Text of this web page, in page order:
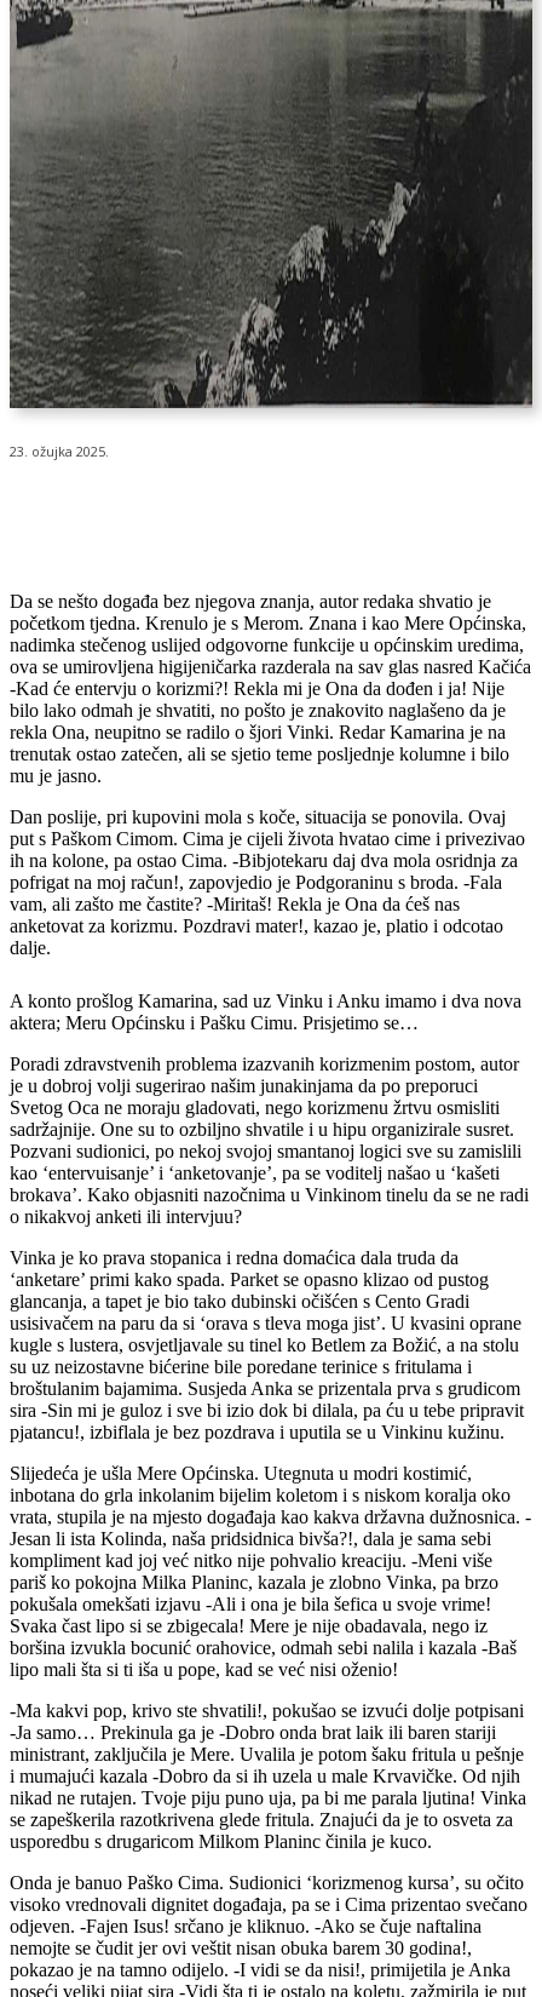
23. ožujka 2025.
Da se nešto događa bez njegova znanja, autor redaka shvatio je
početkom tjedna. Krenulo je s Merom. Znana i kao Mere Općinska,
nadimka stečenog uslijed odgovorne funkcije u općinskim uredima,
ova se umirovljena higijeničarka razderala na sav glas nasred Kačića
-Kad će entervju o korizmi?! Rekla mi je Ona da dođen i ja! Nije
bilo lako odmah je shvatiti, no pošto je znakovito naglašeno da je
rekla Ona, neupitno se radilo o šjori Vinki. Redar Kamarina je na
trenutak ostao zatečen, ali se sjetio teme posljednje kolumne i bilo
mu je jasno.
Dan poslije, pri kupovini mola s koče, situacija se ponovila. Ovaj
put s Paškom Cimom. Cima je cijeli života hvatao cime i privezivao
ih na kolone, pa ostao Cima. -Bibjotekaru daj dva mola osridnja za
pofrigat na moj račun!, zapovjedio je Podgoraninu s broda. -Fala
vam, ali zašto me častite? -Miritaš! Rekla je Ona da ćeš nas
anketovat za korizmu. Pozdravi mater!, kazao je, platio i odcotao
dalje.
A konto prošlog Kamarina, sad uz Vinku i Anku imamo i dva nova
aktera; Meru Općinsku i Pašku Cimu. Prisjetimo se…
Poradi zdravstvenih problema izazvanih korizmenim postom, autor
je u dobroj volji sugerirao našim junakinjama da po preporuci
Svetog Oca ne moraju gladovati, nego korizmenu žrtvu osmisliti
sadržajnije. One su to ozbiljno shvatile i u hipu organizirale susret.
Pozvani sudionici, po nekoj svojoj smantanoj logici sve su zamislili
kao ‘entervuisanje’ i ‘anketovanje’, pa se voditelj našao u ‘kašeti
brokava’. Kako objasniti nazočnima u Vinkinom tinelu da se ne radi
o nikakvoj anketi ili intervjuu?
Vinka je ko prava stopanica i redna domaćica dala truda da
‘anketare’ primi kako spada. Parket se opasno klizao od pustog
glancanja, a tapet je bio tako dubinski očišćen s Cento Gradi
usisivačem na paru da si ‘orava s tleva moga jist’. U kvasini oprane
kugle s lustera, osvjetljavale su tinel ko Betlem za Božić, a na stolu
su uz neizostavne bićerine bile poredane terinice s fritulama i
broštulanim bajamima. Susjeda Anka se prizentala prva s grudicom
sira -Sin mi je guloz i sve bi izio dok bi dilala, pa ću u tebe pripravit
pjatancu!, izbiflala je bez pozdrava i uputila se u Vinkinu kužinu.
Slijedeća je ušla Mere Općinska. Utegnuta u modri kostimić,
inbotana do grla inkolanim bijelim koletom i s niskom koralja oko
vrata, stupila je na mjesto događaja kao kakva državna dužnosnica. -
Jesan li ista Kolinda, naša pridsidnica bivša?!, dala je sama sebi
kompliment kad joj već nitko nije pohvalio kreaciju. -Meni više
pariš ko pokojna Milka Planinc, kazala je zlobno Vinka, pa brzo
pokušala omekšati izjavu -Ali i ona je bila šefica u svoje vrime!
Svaka čast lipo si se zbigecala! Mere je nije obadavala, nego iz
boršina izvukla bocunić orahovice, odmah sebi nalila i kazala -Baš
lipo mali šta si ti iša u pope, kad se već nisi oženio!
-Ma kakvi pop, krivo ste shvatili!, pokušao se izvući dolje potpisani
-Ja samo… Prekinula ga je -Dobro onda brat laik ili baren stariji
ministrant, zaključila je Mere. Uvalila je potom šaku fritula u pešnje
i mumajući kazala -Dobro da si ih uzela u male Krvavičke. Od njih
nikad ne rutajen. Tvoje piju puno uja, pa bi me parala ljutina! Vinka
se zapeškerila razotkrivena glede fritula. Znajući da je to osveta za
usporedbu s drugaricom Milkom Planinc činila je kuco.
Onda je banuo Paško Cima. Sudionici ‘korizmenog kursa’, su očito
visoko vrednovali dignitet događaja, pa se i Cima prizentao svečano
odjeven. -Fajen Isus! srčano je kliknuo. -Ako se čuje naftalina
nemojte se čudit jer ovi veštit nisan obuka barem 30 godina!,
pokazao je na tamno odijelo. -I vidi se da nisi!, primijetila je Anka
noseći veliki pijat sira -Vidi šta ti je ostalo na koletu, zažmirila je put